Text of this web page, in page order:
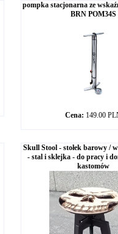
pompka stacjonarna ze
BRN POM34S
Cena: 149.00
Skull Stool - stołek barowy /
- stal i sklejka - do pracy i
kastomów